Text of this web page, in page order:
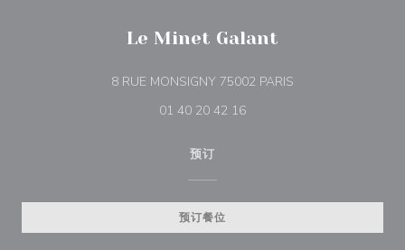
Le Minet Galant
8 RUE MONSIGNY 75002 PARIS
01 40 20 42 16
预订
预订餐位